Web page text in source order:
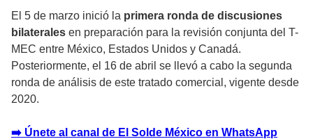
El 5 de marzo inició la primera ronda de discusiones
bilaterales en preparación para la revisión conjunta del T-
MEC entre México, Estados Unidos y Canadá.
Posteriormente, el 16 de abril se llevó a cabo la segunda
ronda de análisis de este tratado comercial, vigente desde
2020.
➡️ Únete al canal de El Solde México en WhatsApp